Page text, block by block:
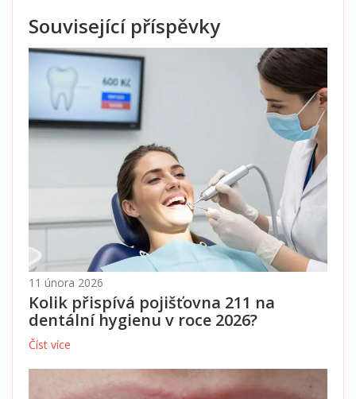
Související příspěvky
11 února 2026
Kolik přispívá pojišťovna 211 na
dentální hygienu v roce 2026?
Číst více